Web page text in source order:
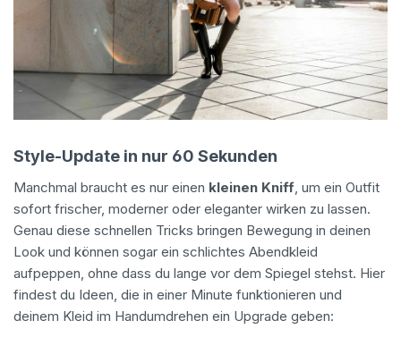
Style-Update in nur 60 Sekunden
Manchmal braucht es nur einen kleinen Kniff, um ein Outfit
sofort frischer, moderner oder eleganter wirken zu lassen.
Genau diese schnellen Tricks bringen Bewegung in deinen
Look und können sogar ein schlichtes Abendkleid
aufpeppen, ohne dass du lange vor dem Spiegel stehst. Hier
findest du Ideen, die in einer Minute funktionieren und
deinem Kleid im Handumdrehen ein Upgrade geben: